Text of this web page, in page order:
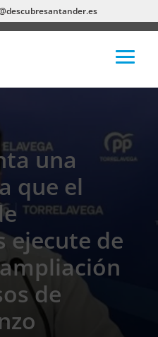
una
que el
ejecute de
de